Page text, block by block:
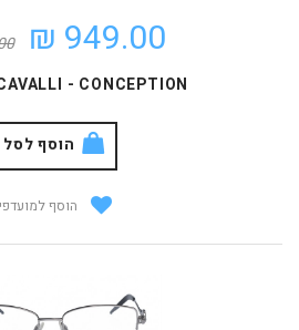
949.00 ₪
₪
- CONCEPTION
הוסף לסל
הוסף